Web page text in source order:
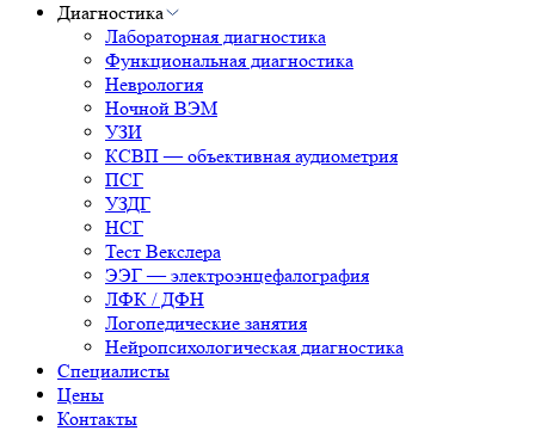
Диагностика
Лабораторная диагностика
Функциональная диагностика
Неврология
Ночной ВЭМ
УЗИ
КСВП — объективная аудиометрия
ПСГ
УЗДГ
НСГ
Тест Векслера
ЭЭГ — электроэнцефалография
ЛФК / ДФН
Логопедические занятия
Нейропсихологическая диагностика
Специалисты
Цены
Контакты